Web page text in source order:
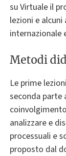
su Virtuale il
lezioni e
internazionale
Metodi
Le prime
seconda parte
analizzare e
processuali e
proposto dal